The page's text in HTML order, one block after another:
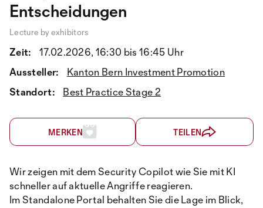
Entscheidungen
Lecture by exhibitors
Zeit:
17.02.2026, 16:30 bis 16:45 Uhr
Aussteller:
Kanton Bern Investment Promotion
Standort:
Best Practice Stage 2
MERKEN TEILEN
Wir zeigen mit dem Security Copilot wie Sie mit KI
schneller auf aktuelle Angriffe reagieren.
Im Standalone Portal behalten Sie die Lage im Blick,